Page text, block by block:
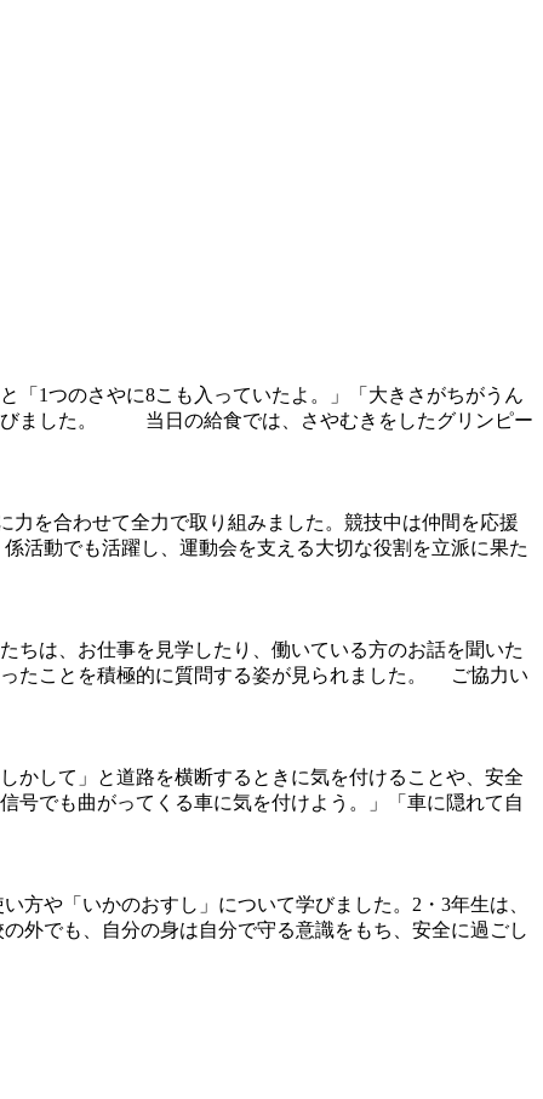
1つのさやに8こも入っていたよ。」「大きさがちがうん
びました。 当日の給食では、さやむきをしたグリンピー
を合わせて全力で取り組みました。競技中は仲間を応援
活動でも活躍し、運動会を支える大切な役割を立派に果た
ちは、お仕事を見学したり、働いている方のお話を聞いた
たことを積極的に質問する姿が見られました。 ご協力い
して」と道路を横断するときに気を付けることや、安全
号でも曲がってくる車に気を付けよう。」「車に隠れて自
や「いかのおすし」について学びました。2・3年生は、
外でも、自分の身は自分で守る意識をもち、安全に過ごし